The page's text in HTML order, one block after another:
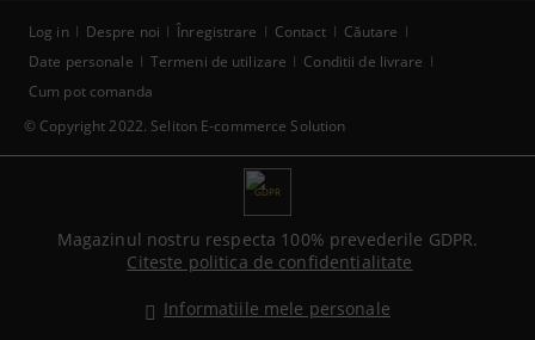
© Copyright 2022. Seliton E-commerce Solution
Log in Despre noi Înregistrare Contact
Căutare
Date personale
Termeni de utilizare
Conditii de livrare
Cum pot comanda
GDPR
Magazinul nostru respecta 100% prevederile GDPR.
Citeste politica de confidentialitate
Informatiile mele personale